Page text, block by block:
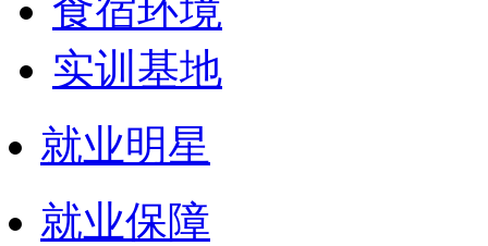
食宿环境
实训基地
就业明星
就业保障